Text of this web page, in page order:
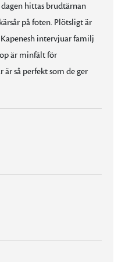
hittas brudtärnan
på foten. Plötsligt är
intervjuar familj
är minfält för
så perfekt som de ger